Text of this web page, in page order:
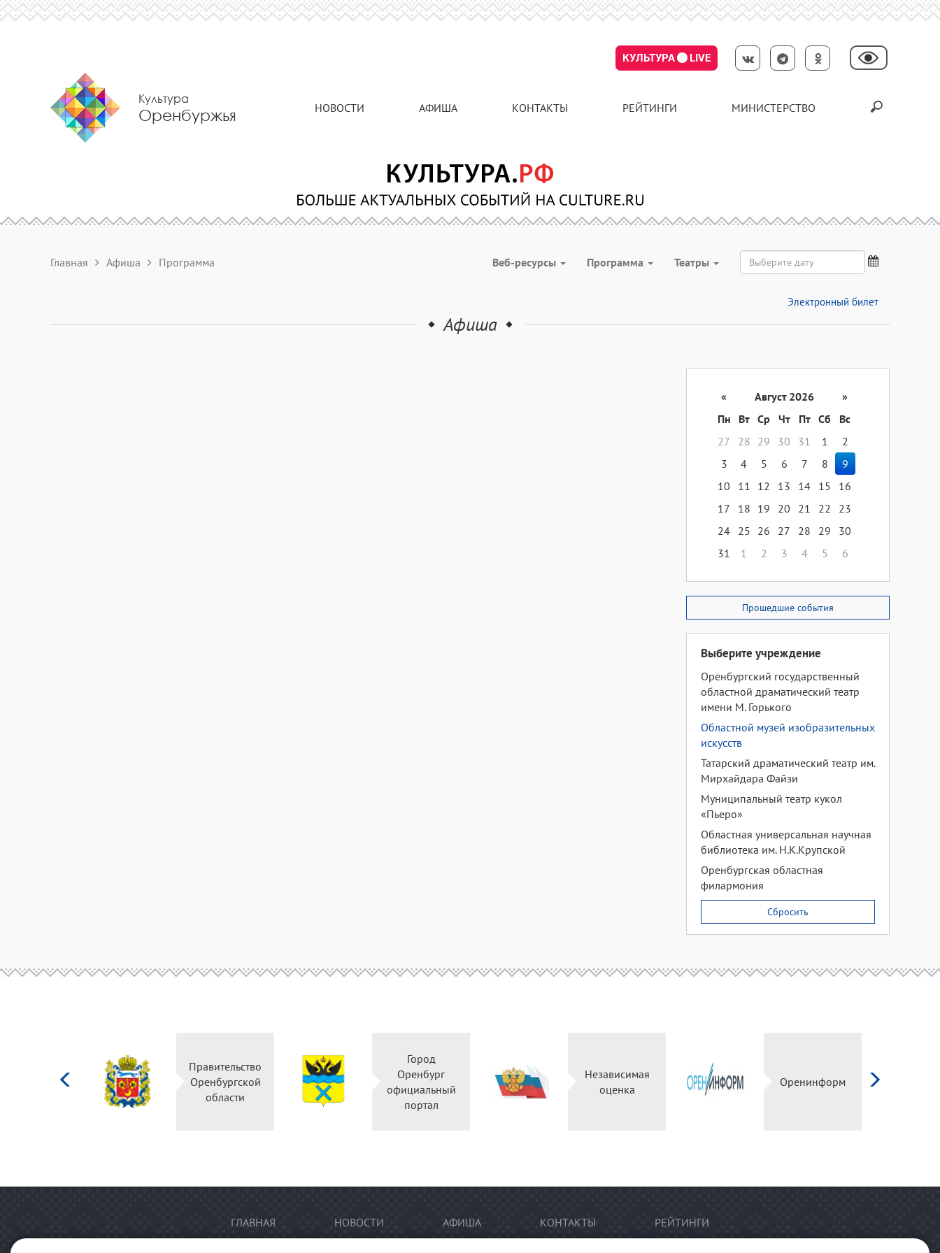
КУЛЬТУРА LIVE
Культура
Оренбуржья НОВОСТИ АФИША КОНТАКТЫ РЕЙТИНГИ МИНИСТЕРСТВО
Главная Афиша Программа Веб-ресурсы Программа Театры
Электронный билет
Афиша
« Август 2026
»
Пн
Вт Ср Чт Пт Сб
Вс
27
28 29 30 31 1
2
3
4 5 6 7 8
9
10
11 12 13 14 15
16
17
18 19 20 21 22
23
24 25 26 27 28 29
30
31
1 2 3 4 5 6
Прошедшие события
Выберите учреждение
Оренбургский государственный
областной драматический театр
имени М. Горького
Областной музей изобразительных
искусств
Татарский драматический театр им.
Мирхайдара Файзи
Муниципальный театр кукол
«Пьеро»
Областная универсальная научная
библиотека им. Н.К.Крупской
Оренбургская областная
филармония
Сбросить
Правительство
Оренбургской
области
Город
Оренбург
официальный
портал
Независимая
оценка
Оренинформ
ГЛАВНАЯ НОВОСТИ АФИША КОНТАКТЫ РЕЙТИНГИ